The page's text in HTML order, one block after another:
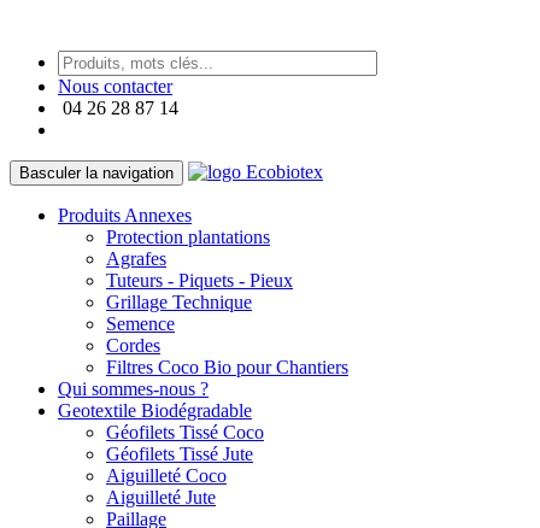
Nous contacter
04 26 28 87 14
Basculer la navigation
Produits Annexes
Protection plantations
Agrafes
Tuteurs - Piquets - Pieux
Grillage Technique
Semence
Cordes
Filtres Coco Bio pour Chantiers
Qui sommes-nous ?
Geotextile Biodégradable
Géofilets Tissé Coco
Géofilets Tissé Jute
Aiguilleté Coco
Aiguilleté Jute
Paillage